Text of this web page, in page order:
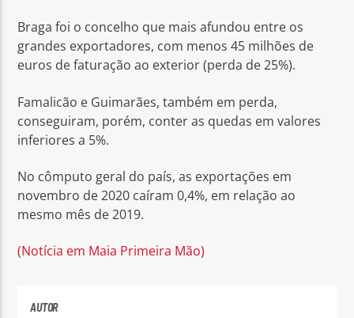
Braga foi o concelho que mais afundou entre os
grandes exportadores, com menos 45 milhões de
euros de faturação ao exterior (perda de 25%).
Famalicão e Guimarães, também em perda,
conseguiram, porém, conter as quedas em valores
inferiores a 5%.
No cômputo geral do país, as exportações em
novembro de 2020 caíram 0,4%, em relação ao
mesmo mês de 2019.
(Notícia em Maia Primeira Mão)
AUTOR